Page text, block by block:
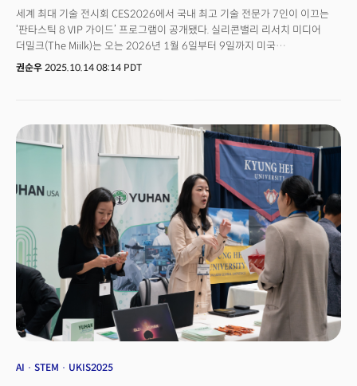
세계 최대 기술 전시회 CES2026에서 국내 최고 기술 전문가 7인이 이끄는
‘판타스틱 8 VIP 가이드’ 프로그램이 공개됐다. 실리콘밸리 리서치 미디어
더밀크(The Miilk)는 오는 2026년 1월 6일부터 9일까지 미국
라스베이거스에서 열리는 CES2026에서 국내 대표 CES 전문가들로 구성된
중심으로, 현장의 최신 혁신 사례를 전문가와 함께 탐방하며 글로벌 기술
트렌드와 실질적 비즈니스 인사이트를 동시에 얻을 수 있는 맞춤형 현장
프로그램이다.더밀크 VIP 가이드 프로그램은 그동안 서울시, 대전시, 대구시,
한국무역협회, 삼성전자, 웅진그룹, 두산그룹, 아주그룹, 수산그룹, 고려대 등
정부·지자체·대학·대기업의 최고 경영층이 함께했으며 CES 현장에서 가장
주목받는 프리미엄 현장 투어 프로그램으로 자리매김했다.투어 참가자들은
CES에서 발표되는 글로벌 기업들의 신제품, 기술 혁신, 시장 변화 방향을 직접
확인하고, 전문가들의 해설과 함께 산업별 트렌드와 글로벌 밸류체인 변화를
한눈에 파악할 수 있다. 👉 문의 및 참가 신청: CES@themiilk.com
권순우 2025.10.14 08:14 PDT
AI STEM UKIS2025